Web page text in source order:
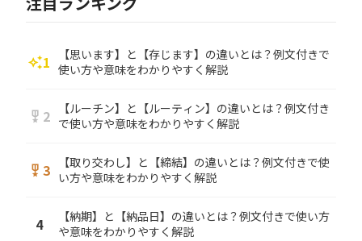
auto_awesome1
【思います】と【存じます】の違いとは？例文付きで
使い方や意味をわかりやすく解説
military_tech 2
【ルーチン】と【ルーティン】の違いとは？例文付き
で使い方や意味をわかりやすく解説
military_tech 3
【取り交わし】と【締結】の違いとは？例文付きで使
い方や意味をわかりやすく解説
4
【納期】と【納品日】の違いとは？例文付きで使い方
や意味をわかりやすく解説